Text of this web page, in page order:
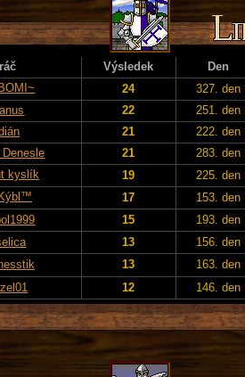
Výsledek
Den
24
327. den
22
251. den
21
222. den
21
283. den
kyslík 19
225. den
17
153. den
15
193. den
13
156. den
13
163. den
12 146. den